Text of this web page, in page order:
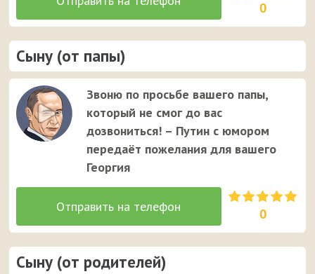
0
Сыну (от папы)
Звоню по просьбе вашего папы,
который не смог до вас
дозвониться! – Путин с юмором
передаёт пожелания для вашего
Георгия
0
Сыну (от родителей)